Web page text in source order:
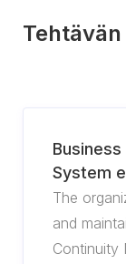
System
The
and
Continuity